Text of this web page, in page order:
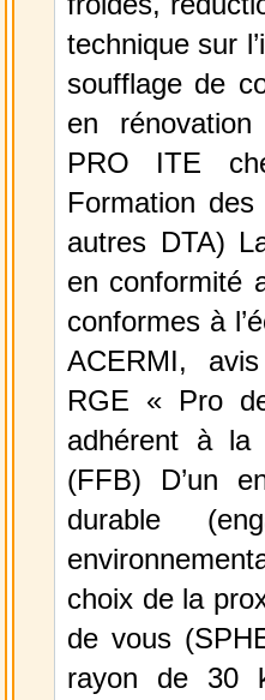
technique sur
soufflage de
en
PRO ITE
Formation
autres DTA)
en conformité
conformes à
ACERMI,
RGE « Pro
adhérent à la
(FFB) D’un
durable
choix de la
de vous
rayon de 30